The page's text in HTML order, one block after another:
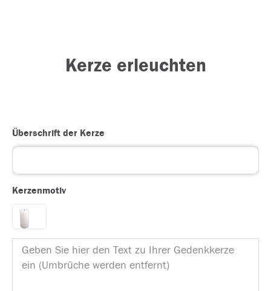
Kerze erleuchten
Überschrift der Kerze
Kerzenmotiv